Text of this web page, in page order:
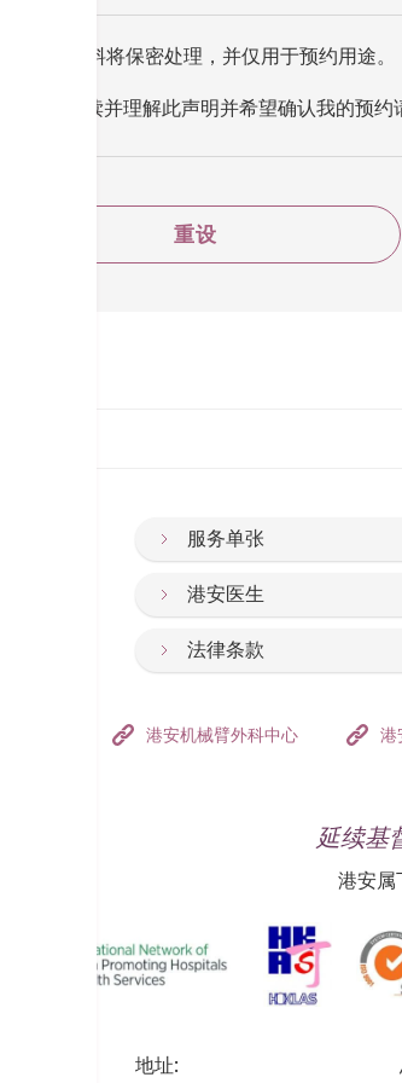
所收集的资料将保密处理，并仅用于预约用途。
我已阅读并理解此声明并希望确认我的预约
重设
服务单张
港安医生
法律条款
港安机械臂外科中心 港
延续基
港安属
地址: